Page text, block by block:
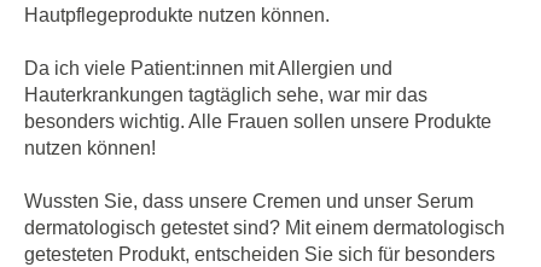
Hautpflegeprodukte nutzen können.
Da ich viele Patient:innen mit Allergien und
Hauterkrankungen tagtäglich sehe, war mir das
besonders wichtig. Alle Frauen sollen unsere Produkte
nutzen können!
Wussten Sie, dass unsere Cremen und unser Serum
dermatologisch getestet sind? Mit einem dermatologisch
getesteten Produkt, entscheiden Sie sich für besonders